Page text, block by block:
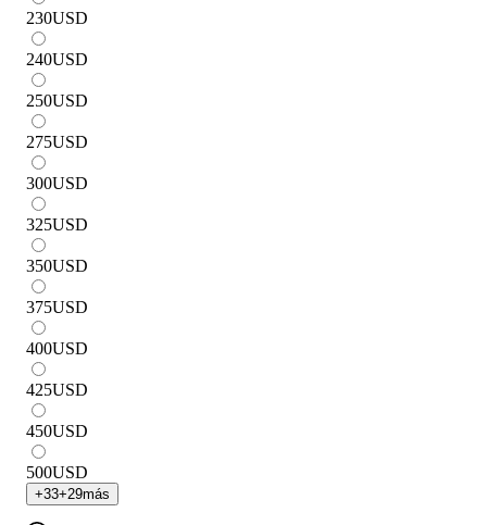
230USD
240USD
250USD
275USD
300USD
325USD
350USD
375USD
400USD
425USD
450USD
500USD
+33+29más